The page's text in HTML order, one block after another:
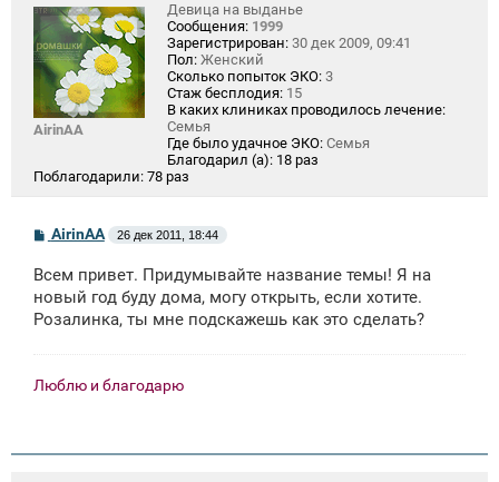
AirinAA
Девица на выданье
Сообщения: 1999
Зарегистрирован: 30 дек 2009, 09:41
Пол: Женский
Сколько попыток ЭКО: 3
Стаж бесплодия: 15
В каких клиниках проводилось лечение:
Семья
Где было удачное ЭКО: Семья
Благодарил (а): 18 раз
Поблагодарили: 78 раз
С
б
щ
н
AirinAA 26 дек 2011, 18:44
Всем привет. Придумывайте название темы! Я на
новый год буду дома, могу открыть, если хотите.
Розалинка, ты мне подскажешь как это сделать?
Люблю и благодарю